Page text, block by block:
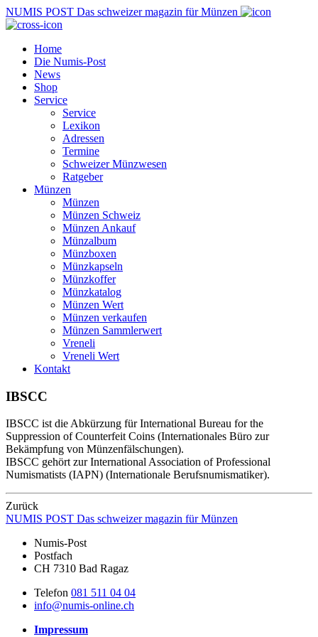
NUMIS POST Das schweizer magazin für Münzen
Home
Die Numis-Post
News
Shop
Service
Service
Lexikon
Adressen
Termine
Schweizer Münzwesen
Ratgeber
Münzen
Münzen
Münzen Schweiz
Münzen Ankauf
Münzalbum
Münzboxen
Münzkapseln
Münzkoffer
Münzkatalog
Münzen Wert
Münzen verkaufen
Münzen Sammlerwert
Vreneli
Vreneli Wert
Kontakt
IBSCC
IBSCC ist die Abkürzung für International Bureau for the
Suppression of Counterfeit Coins (Internationales Büro zur
Bekämpfung von Münzenfälschungen).
IBSCC gehört zur International Association of Professional
Numismatists (IAPN) (Internationale Berufsnumismatiker).
Zurück
NUMIS POST Das schweizer magazin für Münzen
Numis-Post
Postfach
CH 7310 Bad Ragaz
Telefon 081 511 04 04
info@numis-online.ch
Impressum